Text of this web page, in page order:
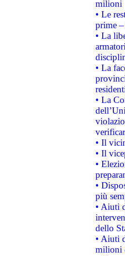
milioni
• Le
prime
• La
• La
• La
• Il
• Il
•
•
più
• Aiuti
dello
• Aiuti
milioni